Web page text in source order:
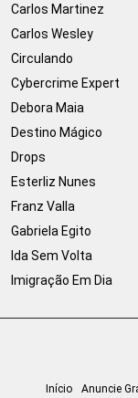
Carlos Martinez
Carlos Wesley
Circulando
Cybercrime Expert
Debora Maia
Destino Mágico
Drops
Esterliz Nunes
Franz Valla
Gabriela Egito
Ida Sem Volta
Imigração Em Dia
Início Anuncie